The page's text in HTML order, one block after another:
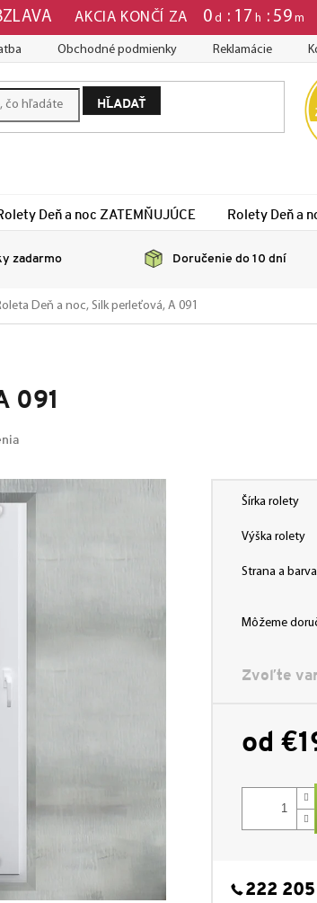
AKCIA KONČÍ ZA 0 d 17 h 59 m
Obchodné podmienky Reklamácie
HĽADAŤ
Deň a noc ZATEMŇUJÚCE Rolety Deň a
zadarmo Doručenie do 10 dní
Deň a noc, Silk perleťová, A 091
091
od
cena:
Šírka rolety
Výška rolety
Strana a
Môžeme
Zvoľte
222 205